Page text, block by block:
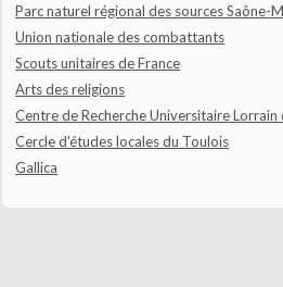
Parc naturel régional des sources Saône-
Union nationale des combattants
Scouts unitaires de France
Arts des religions
Centre de Recherche Universitaire
Cercle d'études locales du Toulois
Gallica